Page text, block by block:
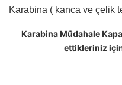
Karabina ( kanca ve çelik
Karabina Müdahale
ettikleriniz